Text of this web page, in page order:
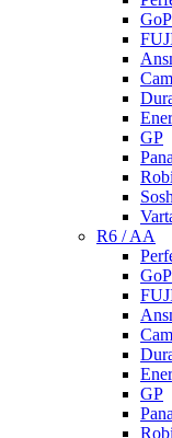
GP
R6 / AA
GP